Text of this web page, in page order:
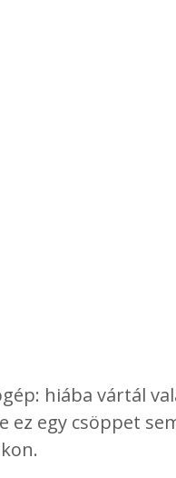
hiába vártál
egy csöppet